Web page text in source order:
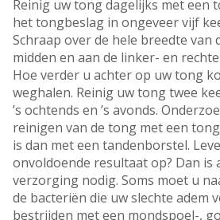
Reinig uw tong dagelijks met een
het tongbeslag in ongeveer vijf
Schraap over de hele breedte van
midden en aan de linker- en
Hoe verder u achter op uw tong
weghalen. Reinig uw tong twee
’s ochtends en ’s avonds.
reinigen van de tong met een
is dan met een tandenborstel.
onvoldoende resultaat op? Dan is
verzorging nodig. Soms moet u
de bacteriën die uw slechte adem
bestrijden met een mondspoel-,